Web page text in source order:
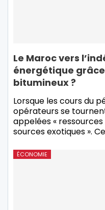
Le Maroc vers
énergétique
bitumineux ?
Lorsque les cours du
opérateurs se
appelées «
sources exotiques ».
ÉCONOMIE